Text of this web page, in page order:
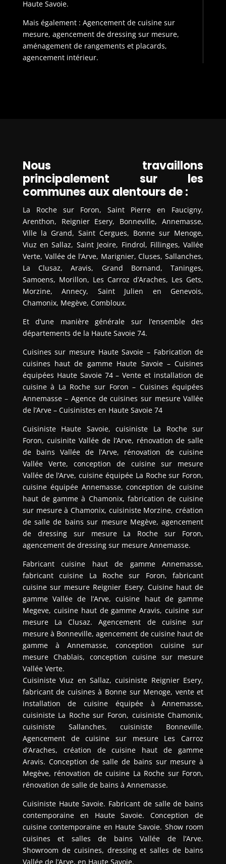
Haute Savoie.
Mais également : Agencement de cuisine sur
mesure, agencement de dressing sur mesure,
aménagement de rangements et placards,
agencement intérieur.
Nous travaillons
principalement sur les
communes aux alentours de :
La Roche sur Foron, Saint Pierre en Faucigny,
Arenthon, Reignier Esery, Bonneville, Annemasse,
Ville la Grand, Saint Cergues, Bonne sur Menoge,
Viuz en Sallaz, Saint Jeoire, Findrol, Fillinges, Vallée
Verte, Vallée de l’Arve, Marignier, Cluses, Sallanches,
La Clusaz, Aravis, Grand Bornand, Taninges,
Samoens, Morillon, Les Carroz d’Araches, Les Gets,
Morzine, Annecy, Saint Julien en Genevois,
Chamonix, Megève, Combloux.
Et d’une manière générale sur l’ensemble des
départements de la Haute Savoie 74.
Cuisines sur mesure Haute Savoie – Fabrication de
cuisines haut de gamme Haute Savoie – Cuisines
équipées Haute Savoie 74 – Vente et installation de
cuisine à La Roche sur Foron – Cuisines équipées
Annemasse – Agence de cuisines sur mesure Vallée
de l’Arve – Cuisinistes en Haute Savoie 74
Cuisiniste Haute Savoie, cuisiniste La Roche sur
Foron, cuisinite Vallée de l’Arve, rénovation de salle
de bains Vallée de l’Arve, rénovation de cuisine
Vallée Verte, conception de cuisine sur mesure
Vallée de l’Arve, cuisine équipée La Roche sur Foron,
cuisine équipée Annemasse, conception de cuisine
haut de gamme à Chamonix, fabrication de cuisine
sur mesure à Chamonix, cuisiniste Morzine, création
de salle de bains sur mesure Megève, agencement
de dressing sur mesure La Roche sur Foron,
agencement de dressing sur mesure Annemasse.
Fabricant cuisine haut de gamme Annemasse,
fabricant cuisine La Roche sur Foron, fabricant
cuisine sur mesure Reignier Esery. Cuisine haut de
gamme Vallée de l’Arve, cuisine haut de gamme
Megeve, cuisine haut de gamme Aravis, cuisine sur
mesure La Clusaz. Agencement de cuisine sur
mesure à Bonneville, agencement de cuisine haut de
gamme à Annemasse, conception cuisine sur
mesure Chablais, conception cuisine sur mesure
Vallée Verte.
Cuisiniste Viuz en Sallaz, cuisiniste Reignier Esery,
fabricant de cuisines à Bonne sur Menoge, vente et
installation de cuisine équipée à Annemasse,
cuisiniste La Roche sur Foron, cuisiniste Chamonix,
cuisiniste Sallanches, cuisiniste Bonneville.
Agencement de cuisine sur mesure Les Carroz
d’Araches, création de cuisine haut de gamme
Aravis. Conception de salle de bains sur mesure à
Megève, rénovation de cuisine La Roche sur Foron,
rénovation de salle de bains à Annemasse.
Cuisiniste Haute Savoie. Fabricant de salle de bains
contemporaine en Haute Savoie. Conception de
cuisine contemporaine en Haute Savoie. Show room
cuisines et salles de bains Vallée de l’Arve.
Showroom de cuisines, dressing et salles de bains
Vallée de l’Arve, en Haute Savoie.